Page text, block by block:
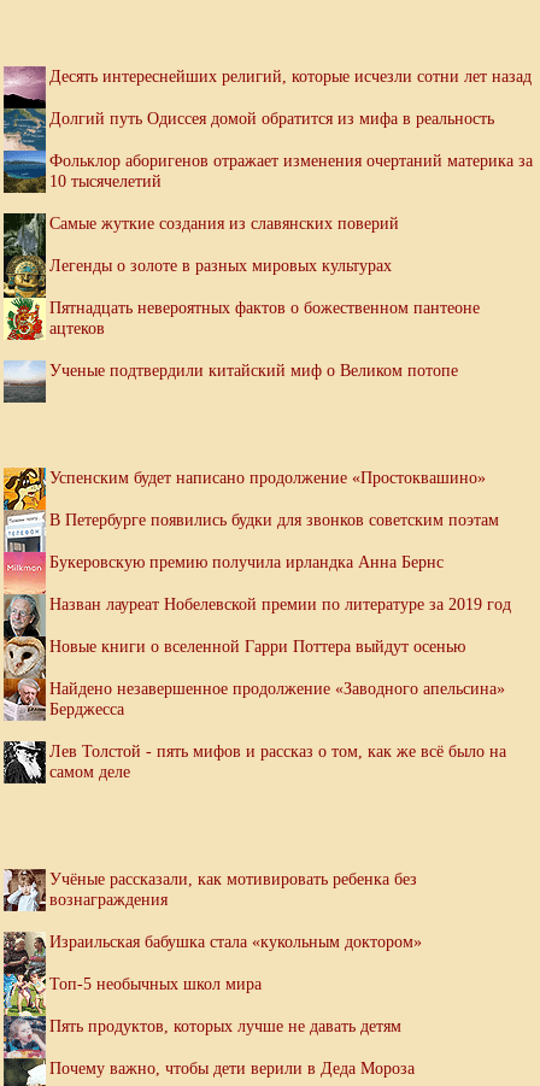
Десять интереснейших религий, которые исчезли сотни лет назад
Долгий путь Одиссея домой обратится из мифа в реальность
Фольклор аборигенов отражает изменения очертаний материка за
10 тысячелетий
Самые жуткие создания из славянских поверий
Легенды о золоте в разных мировых культурах
Пятнадцать невероятных фактов о божественном пантеоне
ацтеков
Ученые подтвердили китайский миф о Великом потопе
Успенским будет написано продолжение «Простоквашино»
В Петербурге появились будки для звонков советским поэтам
Букеровскую премию получила ирландка Анна Бернс
Назван лауреат Нобелевской премии по литературе за 2019 год
Новые книги о вселенной Гарри Поттера выйдут осенью
Найдено незавершенное продолжение «Заводного апельсина»
Берджесса
Лев Толстой - пять мифов и рассказ о том, как же всё было на
самом деле
Учёные рассказали, как мотивировать ребенка без
вознаграждения
Израильская бабушка стала «кукольным доктором»
Топ-5 необычных школ мира
Пять продуктов, которых лучше не давать детям
Почему важно, чтобы дети верили в Деда Мороза